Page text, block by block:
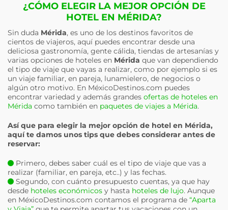
¿CÓMO ELEGIR LA MEJOR OPCIÓN DE
HOTEL EN MÉRIDA?
Sin duda Mérida, es uno de los destinos favoritos de
cientos de viajeros, aquí puedes encontrar desde una
deliciosa gastronomía, gente cálida, tiendas de artesanías y
varias opciones de hoteles en Mérida que van dependiendo
el tipo de viaje que vayas a realizar, como por ejemplo si es
un viaje familiar, en pareja, lunamielero, de negocios o
algún otro motivo. En MéxicoDestinos.com puedes
encontrar variedad y además grandes ofertas de hoteles en
Mérida como también en paquetes de viajes a Mérida.
Así que para elegir la mejor opción de hotel en Mérida,
aquí te damos unos tips que debes considerar antes de
reservar:
Primero, debes saber cuál es el tipo de viaje que vas a
realizar (familiar, en pareja, etc..) y las fechas.
Segundo, con cuánto presupuesto cuentas, ya que hay
desde hoteles económicos y hasta hoteles de lujo. Aunque
en MéxicoDestinos.com contamos el programa de “Aparta